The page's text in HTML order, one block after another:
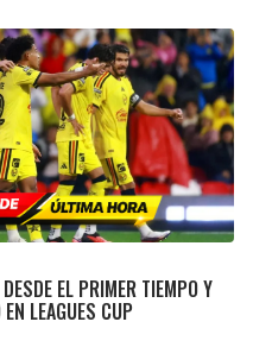
EL PRIMER TIEMPO Y
LEAGUES CUP